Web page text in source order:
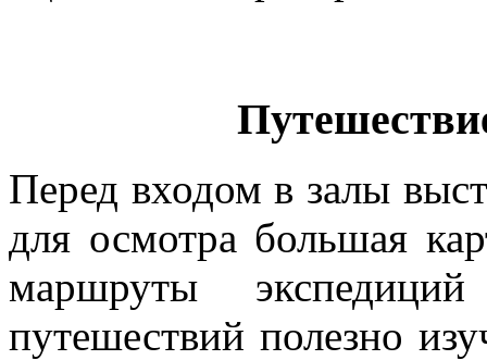
Перед входом в залы
для осмотра большая
маршруты
путешествий полезно